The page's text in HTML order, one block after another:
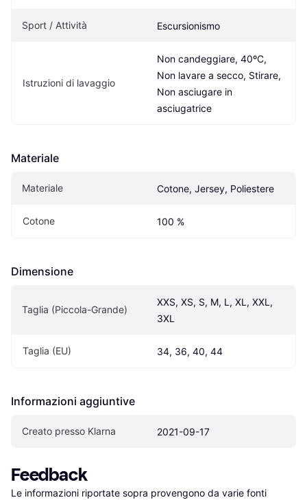
Sport / Attività Escursionismo
Istruzioni di lavaggio
Non candeggiare, 40ºC,
Non lavare a secco, Stirare,
Non asciugare in
asciugatrice
Materiale
Materiale Cotone, Jersey, Poliestere
Cotone 100 %
Dimensione
Taglia (Piccola-Grande)
XXS, XS, S, M, L, XL, XXL,
3XL
Taglia (EU) 34, 36, 40, 44
Informazioni aggiuntive
Creato presso Klarna 2021-09-17
Feedback
Le informazioni riportate sopra provengono da varie fonti